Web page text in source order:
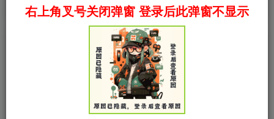
首页 福利 正文
孤岛奇缘/Island Of Enchantment 官中步兵版
右上角叉号关闭弹窗 登录后此弹窗不显示